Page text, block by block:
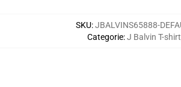
SKU:JBALVINS65888-
Categorie:J Balvin T-shirt